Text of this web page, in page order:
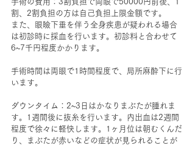
手術の費用：3割負担で両眼で50000円前後、1
割、2割負担の方は自己負担上限金額です。
また、眼瞼下垂を伴う全身疾患が疑われる場合
は初診時に採血を行います。初診料と合わせて
6~7千円程度かかります。
手術時間は両眼で1時間程度で、局所麻酔下に行
います。
ダウンタイム：2~3日はかなりまぶたが腫れま
す。1週間後に抜糸を行います。内出血は2週間
程度で徐々に軽快します。1ヶ月位は朝むくんだ
り、まぶたが赤いなどの症状が見られることが